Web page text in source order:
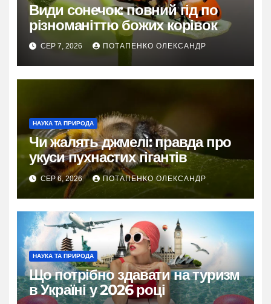
Види сонечок: повний гід по
різноманіттю божих корівок
СЕР 7, 2026 ПОТАПЕНКО ОЛЕКСАНДР
НАУКА ТА ПРИРОДА
Чи жалять джмелі: правда про
укуси пухнастих гігантів
СЕР 6, 2026 ПОТАПЕНКО ОЛЕКСАНДР
НАУКА ТА ПРИРОДА
Що потрібно здавати на туризм
в Україні у 2026 році